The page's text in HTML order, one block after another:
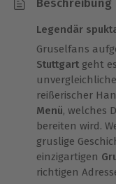
Beschreibung
Legendär
Gruselfans
Stuttgart geht
unvergleichliche
reißerischer
Menü, welches
bereiten wird.
gruslige
einzigartigen
richtigen